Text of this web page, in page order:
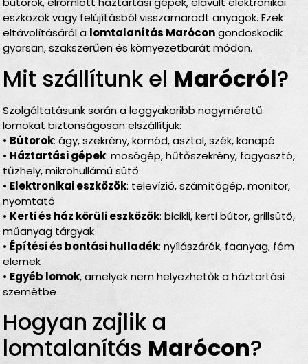
eszközök vagy felújításból visszamaradt anyagok. Ezek
eltávolításáról a lomtalanítás Marócongondoskodik
gyorsan, szakszerűen és környezetbarát módon.
Mit szállítunk el Marócról?
Szolgáltatásunk során a leggyakoribb nagyméretű
lomokat biztonságosan elszállítjuk:
• Bútorok: ágy, szekrény, komód, asztal, szék, kanapé
• Háztartási gépek: mosógép, hűtőszekrény, fagyasztó,
tűzhely, mikrohullámú sütő
• Elektronikai eszközök: televízió, számítógép, monitor,
nyomtató
• Kerti és ház körüli eszközök: bicikli, kerti bútor, grillsütő,
műanyag tárgyak
• Építési és bontási hulladék: nyílászárók, faanyag, fém
elemek
• Egyéb lomok, amelyek nem helyezhetők a háztartási
szemétbe
Hogyan zajlik a
lomtalanítás Marócon?